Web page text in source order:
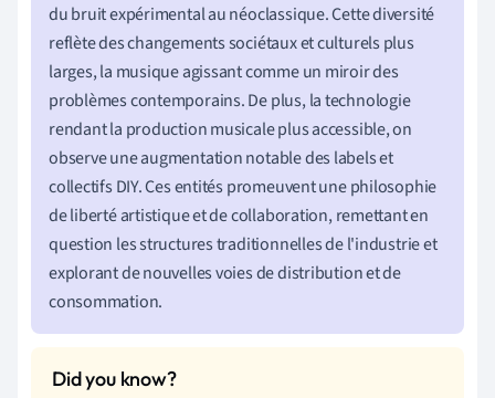
du bruit expérimental au néoclassique. Cette diversité
reflète des changements sociétaux et culturels plus
larges, la musique agissant comme un miroir des
problèmes contemporains. De plus, la technologie
rendant la production musicale plus accessible, on
observe une augmentation notable des labels et
collectifs DIY. Ces entités promeuvent une philosophie
de liberté artistique et de collaboration, remettant en
question les structures traditionnelles de l'industrie et
explorant de nouvelles voies de distribution et de
consommation.